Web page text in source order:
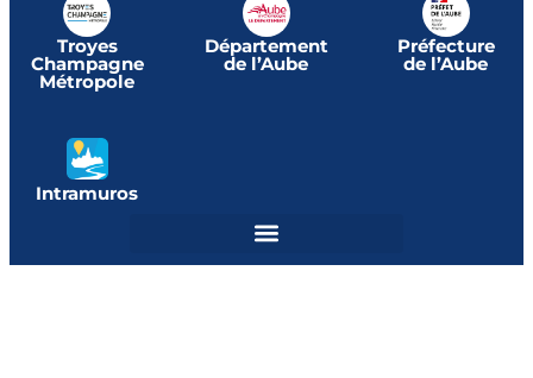
Troyes
Champagne
Métropole
Département
de l’Aube
Préfecture
de l’Aube
Intramuros